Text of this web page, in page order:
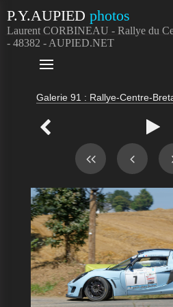
P.Y.AUPIED photos
Laurent CORBINEAU - Rallye du
- 48382 - AUPIED.NET

Galerie 91 : Rallye-Centre-
 